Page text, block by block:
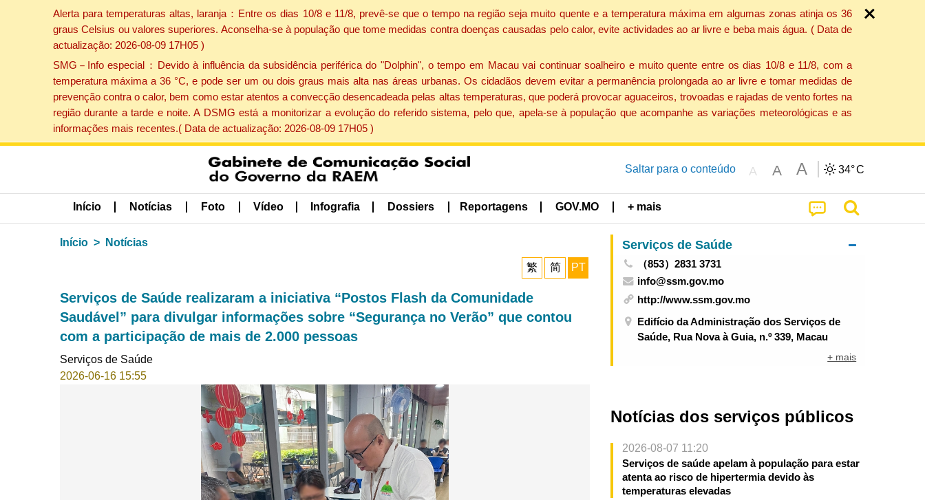
Alerta para temperaturas altas, laranja：Entre os dias 10/8 e 11/8, prevê-se que o tempo na região seja muito quente e a temperatura máxima em algumas zonas atinja os 36
graus Celsius ou valores superiores. Aconselha-se à população que tome medidas contra doenças causadas pelo calor, evite actividades ao ar livre e beba mais água. ( Data de
actualização: 2026-08-09 17H05 )
SMG－Info especial：Devido à influência da subsidência periférica do "Dolphin", o tempo em Macau vai continuar soalheiro e muito quente entre os dias 10/8 e 11/8, com a
temperatura máxima a 36 °C, e pode ser um ou dois graus mais alta nas áreas urbanas. Os cidadãos devem evitar a permanência prolongada ao ar livre e tomar medidas de
prevenção contra o calor, bem como estar atentos a convecção desencadeada pelas altas temperaturas, que poderá provocar aguaceiros, trovoadas e rajadas de vento fortes na
região durante a tarde e noite. A DSMG está a monitorizar a evolução do referido sistema, pelo que, apela-se à população que acompanhe as variações meteorológicas e as
informações mais recentes.( Data de actualização: 2026-08-09 17H05 )
Saltar para o conteúdo A A A 34°C
Início Notícias Foto Vídeo Infografia Dossiers Reportagens GOV.MO + mais
Início Notícias
繁 简 PT
Serviços de Saúde realizaram a iniciativa “Postos Flash da Comunidade
Saudável” para divulgar informações sobre “Segurança no Verão” que contou
com a participação de mais de 2.000 pessoas
Serviços de Saúde
2026-06-16 15:55
Serviços de Saúde
（853）2831 3731
info@ssm.gov.mo
http://www.ssm.gov.mo
Edifício da Administração dos Serviços de
Saúde, Rua Nova à Guia, n.º 339, Macau
+ mais
Notícias dos serviços públicos
2026-08-07 11:20
Serviços de saúde apelam à população para estar
atenta ao risco de hipertermia devido às
temperaturas elevadas